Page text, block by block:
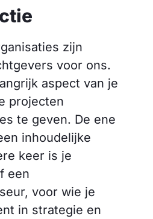
zijn
voor ons.
aspect van je
projecten
te geven. De ene
inhoudelijke
keer is je
een
voor wie je
in strategie en